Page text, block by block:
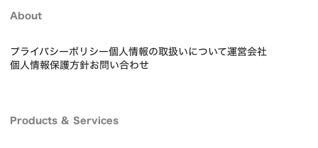
About
プライバシーポリシー個人情報の取扱いについて運営会社
個人情報保護方針お問い合わせ
Products & Services